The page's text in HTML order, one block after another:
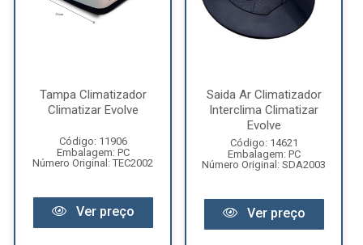
Tampa Climatizador
Climatizar Evolve
Código: 11906
Embalagem: PC
Número Original: TEC2002
Ver preço
Saida Ar Climatizador
Interclima Climatizar
Evolve
Código: 14621
Embalagem: PC
Número Original: SDA2003
Ver preço